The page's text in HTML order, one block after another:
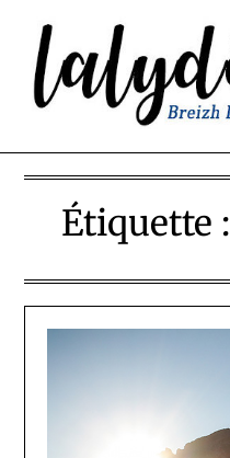
content
Étiquette :